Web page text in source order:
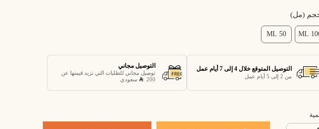
(مل)
100
50 ML
التوصيل المتوقع خلال 4 إلى 7 أيام عمل
من 2 إلى 5 أيام عمل
التوصيل مجاني
توصيل مجاني للطلبات التي تزيد قيمتها عن
200
سعودي